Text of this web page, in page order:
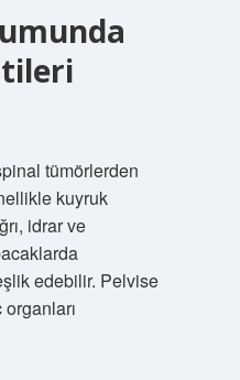
tümörlerden
kuyruk
idrar ve
edebilir. Pelvise